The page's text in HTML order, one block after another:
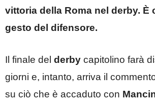
vittoria della Roma nel derby. È
gesto del difensore.
Il finale del derby capitolino farà
giorni e, intanto, arriva il
su ciò che è accaduto con